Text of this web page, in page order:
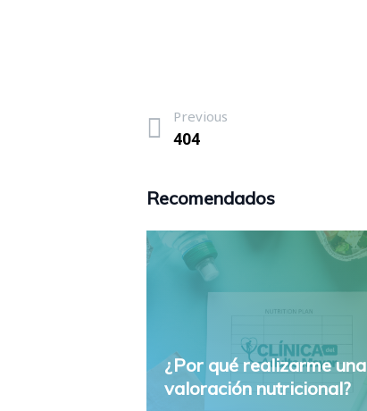
Previous
404
Recomendados
¿Por qué realizarme una
valoración nutricional?